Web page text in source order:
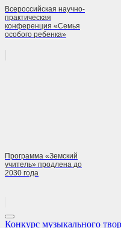
Всероссийская научно-
практическая
конференция «Семья
особого ребенка»
Программа «Земский
учитель» продлена до
2030 года
Previous
Конкурс музыкального